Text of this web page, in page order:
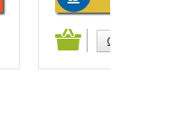
₾9.95 GEL
კალათაში დამატება